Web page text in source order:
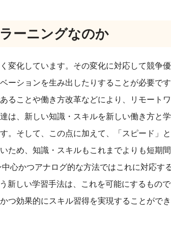
ーニングなのか
変化しています。その変化に対応して競争
ーションを生み出したりすることが必要です
ることや働き方改革などにより、リモート
は、新しい知識・スキルを新しい働き方と
。そして、この点に加えて、「スピード」
ため、知識・スキルもこれまでよりも短期
心かつアナログ的な方法ではこれに対応す
新しい学習手法は、これを可能にするもので
つ効果的にスキル習得を実現することができ